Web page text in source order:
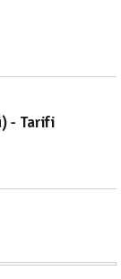
Etli Tirit (Kutludüğün Usulü) - Tarifi